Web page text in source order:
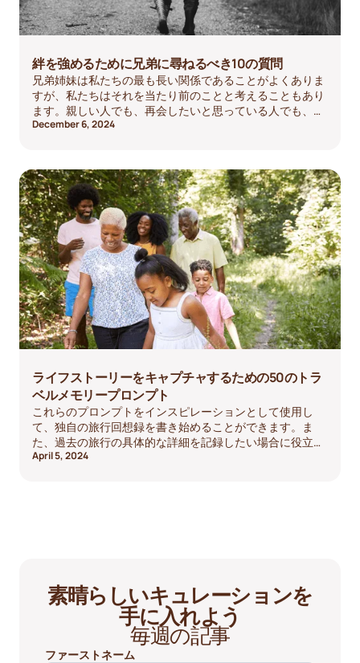
絆を強めるために兄弟に尋ねるべき10の質問
兄弟姉妹は私たちの最も長い関係であることがよくありま
すが、私たちはそれを当たり前のことと考えることもあり
ます。親しい人でも、再会したいと思っている人でも、有
意義な会話があればお互いの距離が縮まります。ここで
December 6, 2024
ライフストーリーをキャプチャするための50のトラ
ベルメモリープロンプト
これらのプロンプトをインスピレーションとして使用し
て、独自の旅行回想録を書き始めることができます。ま
た、過去の旅行の具体的な詳細を記録したい場合に役立つ
プロンプトにもなります。自分の状況に一番合った使い方
April 5, 2024
素晴らしいキュレーションを
手に入れよう
毎週の記事
ファーストネーム